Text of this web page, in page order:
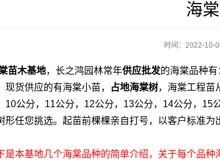
海
时间：2022-10-
苗木基地，长之鸿园林常年供应批发的海棠品种有
现货供应的有海棠小苗， 占地海棠树，海棠工程苗
10公分，11公分，12公分，13公分，14公分，
形任您挑选。起苗前棵棵亲自打号，以客户标准为
是本基地几个海棠品种的简单介绍，关于每个品